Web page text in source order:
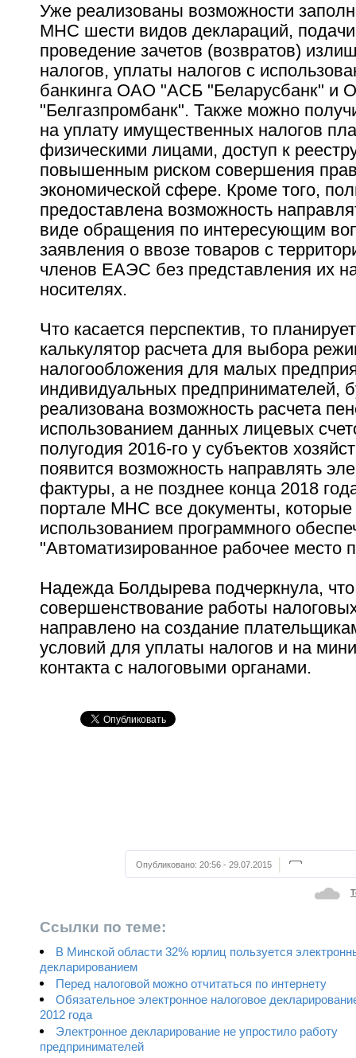
Уже реализованы возможности
МНС шести видов деклараций,
проведение зачетов (возвратов)
налогов, уплаты налогов с
банкинга ОАО "АСБ "Беларусбанк" и
"Белгазпромбанк". Также можно
на уплату имущественных налогов
физическими лицами, доступ к
повышенным риском совершения
экономической сфере. Кроме того,
предоставлена возможность
виде обращения по интересующим
заявления о ввозе товаров с
членов ЕАЭС без представления их
носителях.
Что касается перспектив, то
калькулятор расчета для выбора
налогообложения для малых
индивидуальных предпринимателей,
реализована возможность расчета
использованием данных лицевых
полугодия 2016-го у субъектов
появится возможность направлять
фактуры, а не позднее конца 2018
портале МНС все документы,
использованием программного
"Автоматизированное рабочее место
Надежда Болдырева подчеркнула, что
совершенствование работы
направлено на создание
условий для уплаты налогов и на
контакта с налоговыми органами.
Опубликовано: 20:56 - 29.07.2015
Ссылки по теме:
В Минской области 32% юрлиц пользуется
декларированием
Перед налоговой можно отчитаться по интернету
Обязательное электронное налоговое
2012 года
Электронное декларирование не упростило работу
предпринимателей